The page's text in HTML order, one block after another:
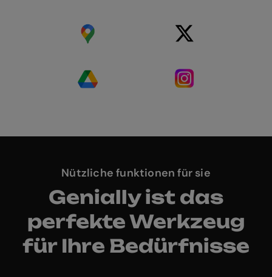
Nützliche funktionen für sie
Genially ist das
perfekte Werkzeug
für Ihre Bedürfnisse